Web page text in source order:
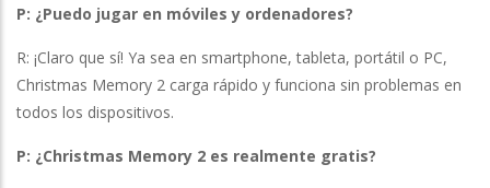
P: ¿Puedo jugar en móviles y ordenadores?
R: ¡Claro que sí! Ya sea en smartphone, tableta, portátil o PC,
Christmas Memory 2 carga rápido y funciona sin problemas en
todos los dispositivos.
P: ¿Christmas Memory 2 es realmente gratis?